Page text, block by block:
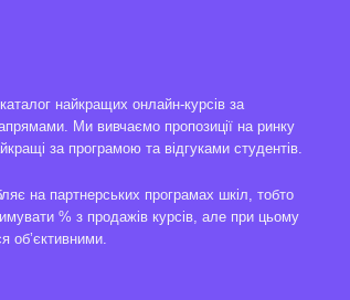
найкращих онлайн-курсів за
Ми вивчаємо пропозиції на ринку
за програмою та відгуками студентів.
на партнерських програмах шкіл, тобто
% з продажів курсів, але при цьому
об’єктивними.